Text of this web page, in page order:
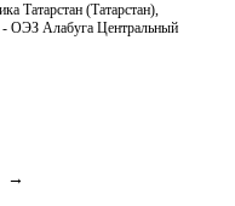
Татарстан (Татарстан),
ОЭЗ Алабуга Центральный
→